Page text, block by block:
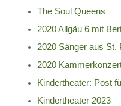
The Soul Queens
2020 Allgäu 6 mit
2020 Sänger aus St.
2020
Kindertheater: Post
Kindertheater 2023